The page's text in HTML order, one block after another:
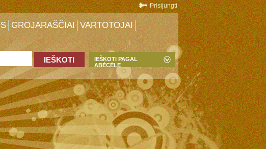
Prisijungti
GROJARAŠČIAI VARTOTOJAI
IEŠKOTI PAGAL
ABĖCĖLĘ